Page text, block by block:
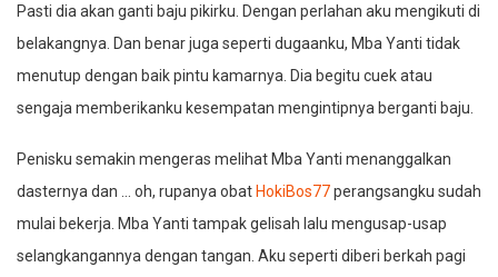
Pasti dia akan ganti baju pikirku. Dengan perlahan aku mengikuti di
belakangnya. Dan benar juga seperti dugaanku, Mba Yanti tidak
menutup dengan baik pintu kamarnya. Dia begitu cuek atau
sengaja memberikanku kesempatan mengintipnya berganti baju.
Penisku semakin mengeras melihat Mba Yanti menanggalkan
dasternya dan … oh, rupanya obat HokiBos77perangsangku sudah
mulai bekerja. Mba Yanti tampak gelisah lalu mengusap-usap
selangkangannya dengan tangan. Aku seperti diberi berkah pagi